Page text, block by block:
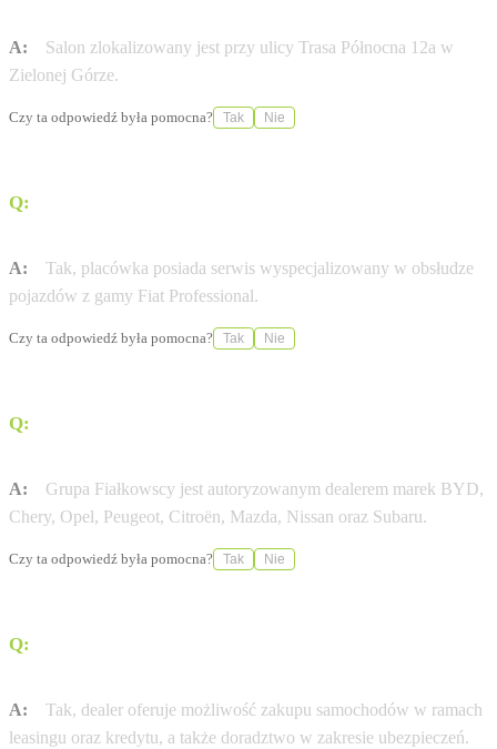
A:
Salon zlokalizowany jest przy ulicy Trasa Północna 12a w
Zielonej Górze.
Czy ta odpowiedź była pomocna? Tak Nie
Q:
A:
Tak, placówka posiada serwis wyspecjalizowany w obsłudze
pojazdów z gamy Fiat Professional.
Czy ta odpowiedź była pomocna? Tak Nie
Q:
A:
Grupa Fiałkowscy jest autoryzowanym dealerem marek BYD,
Chery, Opel, Peugeot, Citroën, Mazda, Nissan oraz Subaru.
Czy ta odpowiedź była pomocna? Tak Nie
Q:
A:
Tak, dealer oferuje możliwość zakupu samochodów w ramach
leasingu oraz kredytu, a także doradztwo w zakresie ubezpieczeń.